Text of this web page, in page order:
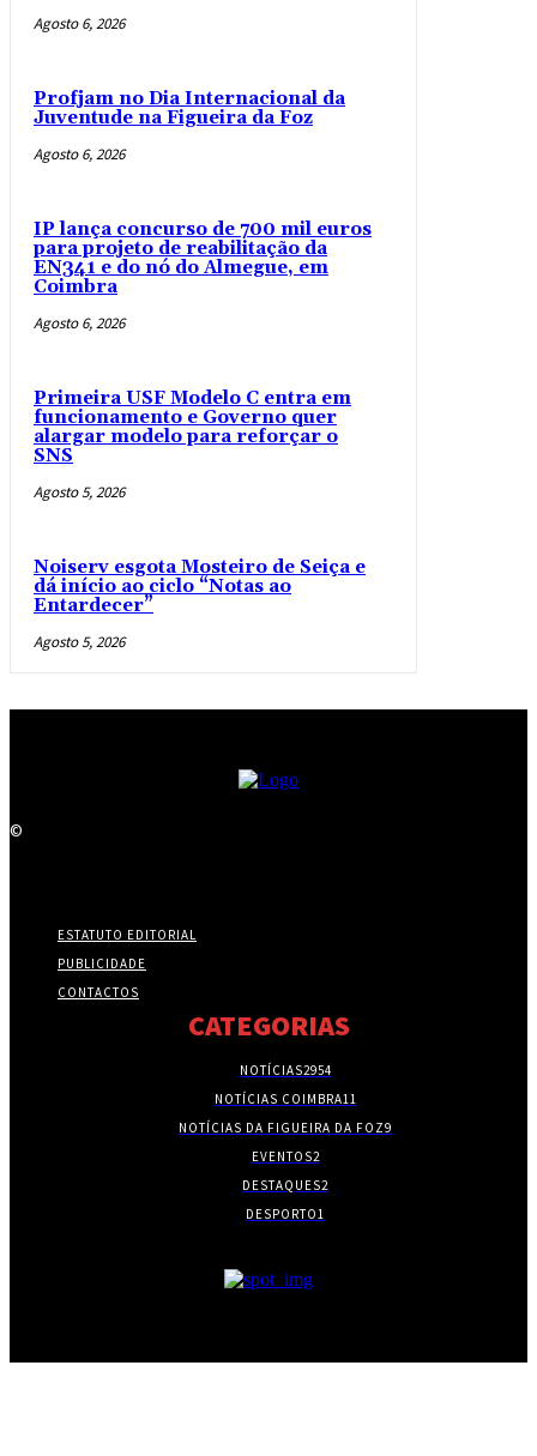
Agosto 6, 2026
Profjam no Dia Internacional da
Juventude na Figueira da Foz
Agosto 6, 2026
IP lança concurso de 700 mil euros
para projeto de reabilitação da
EN341 e do nó do Almegue, em
Coimbra
Agosto 6, 2026
Primeira USF Modelo C entra em
funcionamento e Governo quer
alargar modelo para reforçar o
SNS
Agosto 5, 2026
Noiserv esgota Mosteiro de Seiça e
dá início ao ciclo “Notas ao
Entardecer”
Agosto 5, 2026
©
ESTATUTO EDITORIAL
PUBLICIDADE
CONTACTOS
CATEGORIAS
NOTÍCIAS2954
NOTÍCIAS COIMBRA11
NOTÍCIAS DA FIGUEIRA DA FOZ9
EVENTOS2
DESTAQUES2
DESPORTO1